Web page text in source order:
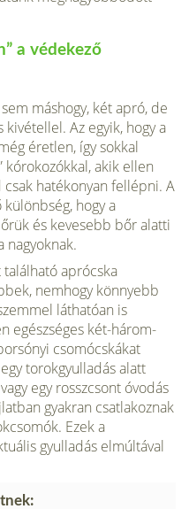
a védekező
máshogy, két apró, de
Az egyik, hogy a
éretlen, így sokkal
kórokozókkal, akik ellen
hatékonyan fellépni. A
hogy a
és keve­sebb bőr alatti
nagyoknak.
található aprócska
nemhogy könnyebb
láthatóan is
egészséges két-három-
csomócskákat
torokgyulladás alatt
egy rosszcsont óvodás
gyakran csatlakoznak
Ezek a
gyul­ladás elmúltával